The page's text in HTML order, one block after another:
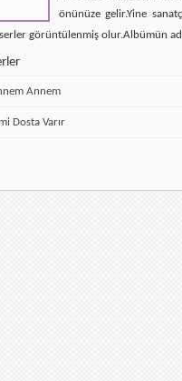
önünüze gelir.Yine
görüntülenmiş olur.Albümün
Annem
Dosta Varır